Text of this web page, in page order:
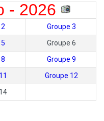
- 2026
Groupe 3
Groupe 6
Groupe 9
Groupe 12